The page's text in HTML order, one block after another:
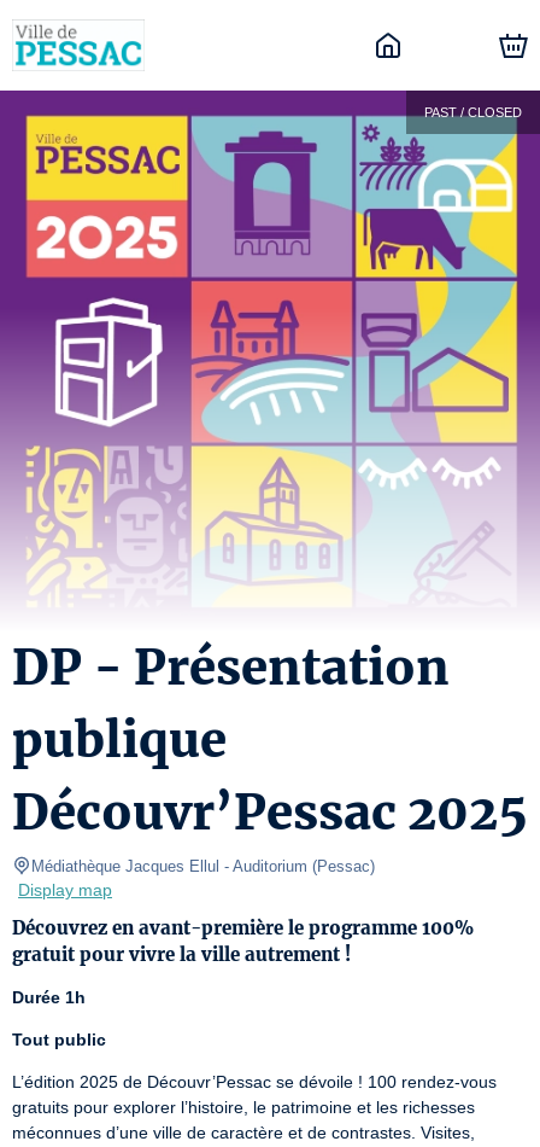
PAST / CLOSED
DP - Présentation
publique
Découvr’Pessac 2025
Médiathèque Jacques Ellul - Auditorium (Pessac)
Display map
Découvrez en avant-première le programme 100%
gratuit pour vivre la ville autrement !
Durée 1h
Tout public
L’édition 2025 de Découvr’Pessac se dévoile ! 100 rendez-vous
gratuits pour explorer l’histoire, le patrimoine et les richesses
méconnues d’une ville de caractère et de contrastes. Visites,